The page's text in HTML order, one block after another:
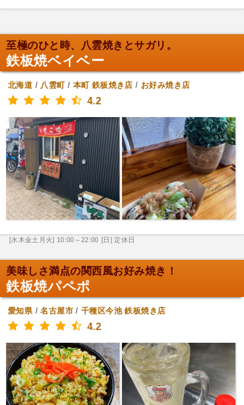
至極のひと時、八雲焼きとサガリ。
鉄板焼ベイベー
北海道 / 八雲町/ 本町 鉄板焼き店 / お好み焼き店
4.2
[水木金土月火] 10:00～22:00 [日] 定休日
美味しさ満点の関西風お好み焼き！
鉄板焼パペポ
愛知県/名古屋市/千種区今池 鉄板焼き店
4.2